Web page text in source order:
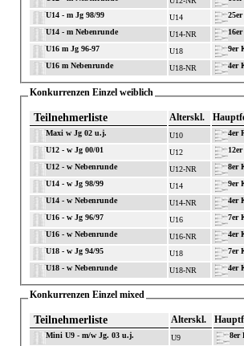
U14 - m Jg 98/99
U14
U14 - m Nebenrunde
U14-NR
U16 m Jg 96-97
U18 9er
U16 m Nebenrunde
U18-NR 4er
Konkurrenzen Einzel weiblich
Teilnehmerliste Alterskl.
Maxi w Jg 02 u.j. U10 4er
U12 - w Jg 00/01
U12
U12 - w Nebenrunde
U12-NR 8er
U14 - w Jg 98/99
U14 9er
U14 - w Nebenrunde
U14-NR 4er
U16 - w Jg 96/97
U16 7er
U16 - w Nebenrunde
U16-NR 4er
U18 - w Jg 94/95
U18 7er
U18 - w Nebenrunde
U18-NR 4er
Konkurrenzen Einzel mixed
Teilnehmerliste Alterskl.
Mini U9 - m/w Jg. 03 u.j. U9 8er